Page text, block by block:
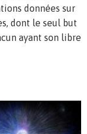
données sur
dont le seul but
ayant son libre